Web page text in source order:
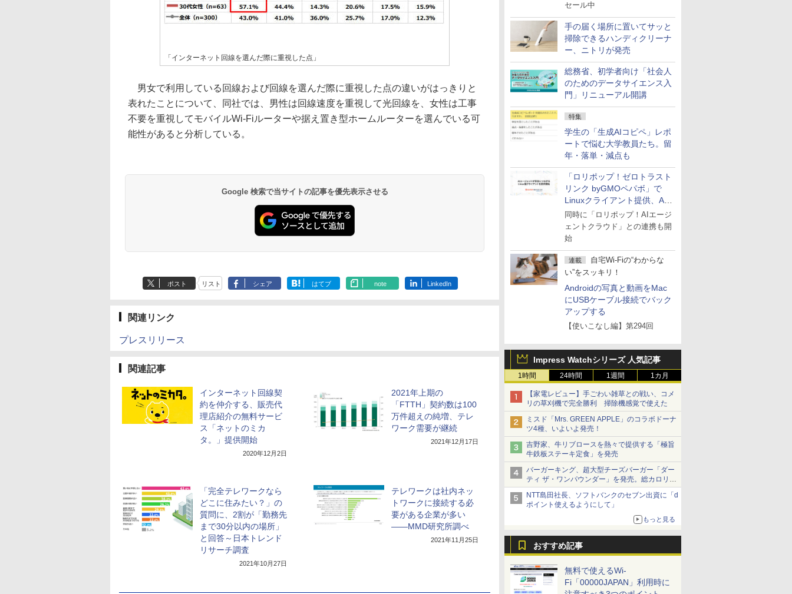
セール中
手の届く場所に置いてサッと
掃除できるハンディクリーナ
ー、ニトリが発売
総務省、初学者向け「社会人
のためのデータサイエンス入
門」リニューアル開講
特集
学生の「生成AIコピペ」レポ
ートで悩む大学教員たち。留
年・落単・減点も
「ロリポップ！ゼロトラスト
リンク byGMOペパボ」で
Linuxクライアント提供、AI
エージェントの接続が容易に
同時に「ロリポップ！AIエージ
ェントクラウド」との連携も開
始
連載
自宅Wi-Fiの“わからな
い”をスッキリ！
Androidの写真と動画をMac
にUSBケーブル接続でバック
アップする
【使いこなし編】第294回
Impress Watchシリーズ 人気記事
1時間 24時間 1週間 1カ月
【家電レビュー】手ごわい雑草との戦い、コメ
リの草刈機で完全勝利 掃除機感覚で使えた
ミスド「Mrs. GREEN APPLE」のコラボドーナ
ツ4種、いよいよ発売！
吉野家、牛リブロースを熱々で提供する「極旨
牛鉄板ステーキ定食」を発売
バーガーキング、超大型チーズバーガー「ダー
ティ ザ・ワンパウンダー」を発売。総カロリー
約1656kcal、総重量約527g！
NTT島田社長、ソフトバンクのセブン出資に「d
ポイント使えるようにして」
もっと見る
おすすめ記事
無料で使えるWi-
Fi「00000JAPAN」利用時に
「インターネット回線を選んだ際に重視した点」
男女で利用している回線および回線を選んだ際に重視した点の違いがはっきりと
表れたことについて、同社では、男性は回線速度を重視して光回線を、女性は工事
不要を重視してモバイルWi-Fiルーターや据え置き型ホームルーターを選んでいる可
能性があると分析している。
Google 検索で当サイトの記事を優先表示させる
ポスト リスト シェア はてブ note LinkedIn
関連リンク
プレスリリース
関連記事
インターネット回線契
約を仲介する、販売代
理店紹介の無料サービ
ス「ネットのミカ
タ。」提供開始
2020年12月2日
2021年上期の
「FTTH」契約数は100
万件超えの純増、テレ
ワーク需要が継続
2021年12月17日
「完全テレワークなら
どこに住みたい？」の
質問に、2割が「勤務先
まで30分以内の場所」
と回答～日本トレンド
リサーチ調査
2021年10月27日
テレワークは社内ネッ
トワークに接続する必
要がある企業が多い
――MMD研究所調べ
2021年11月25日